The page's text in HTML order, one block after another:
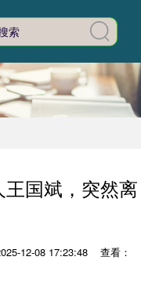
国斌，突然离
12-08 17:23:48
查看：